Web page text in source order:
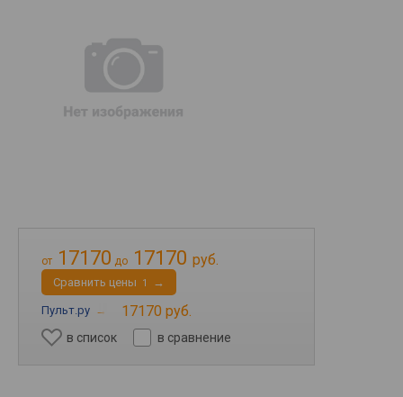
от 17170 до 17170 руб.
Cравнить цены 1 →
Пульт.ру → 17170 руб.
в список в сравнение